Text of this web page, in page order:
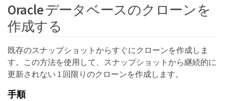
Oracle データベースのクローンを
作成する
既存のスナップショットからすぐにクローンを作成しま
す。この方法を使用して、スナップショットから継続的に
更新されない 1 回限りのクローンを作成します。
手順